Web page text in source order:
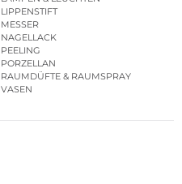
LIPPENSTIFT
MESSER
NAGELLACK
PEELING
PORZELLAN
RAUMDÜFTE & RAUMSPRAY
VASEN